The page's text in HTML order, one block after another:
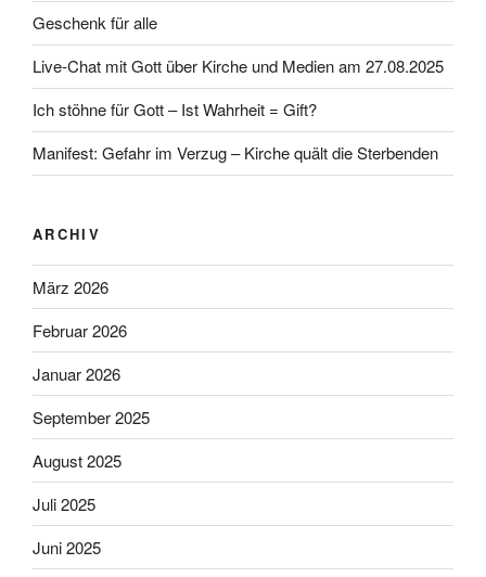
Geschenk für alle
Live-Chat mit Gott über Kirche und Medien am 27.08.2025
Ich stöhne für Gott – Ist Wahrheit = Gift?
Manifest: Gefahr im Verzug – Kirche quält die Sterbenden
ARCHIV
März 2026
Februar 2026
Januar 2026
September 2025
August 2025
Juli 2025
Juni 2025